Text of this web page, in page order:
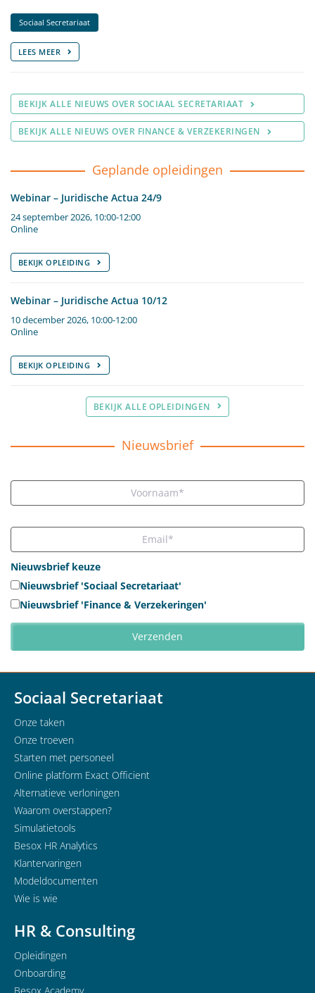
Sociaal Secretariaat
LEES MEER
BEKIJK ALLE NIEUWS OVER SOCIAAL SECRETARIAAT
BEKIJK ALLE NIEUWS OVER FINANCE & VERZEKERINGEN
Geplande opleidingen
Webinar – Juridische Actua 24/9
24 september 2026, 10:00-12:00
Online
BEKIJK OPLEIDING
Webinar – Juridische Actua 10/12
10 december 2026, 10:00-12:00
Online
BEKIJK OPLEIDING
BEKIJK ALLE OPLEIDINGEN
Nieuwsbrief
Nieuwsbrief keuze
Nieuwsbrief 'Sociaal Secretariaat'
Nieuwsbrief 'Finance & Verzekeringen'
Sociaal Secretariaat
Onze taken
Onze troeven
Starten met personeel
Online platform Exact Officient
Alternatieve verloningen
Waarom overstappen?
Simulatietools
Besox HR Analytics
Klantervaringen
Modeldocumenten
Wie is wie
HR & Consulting
Opleidingen
Onboarding